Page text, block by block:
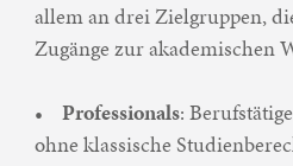
allem an drei Zielgruppen,
Zugänge zur akademischen
• Professionals:
ohne klassische